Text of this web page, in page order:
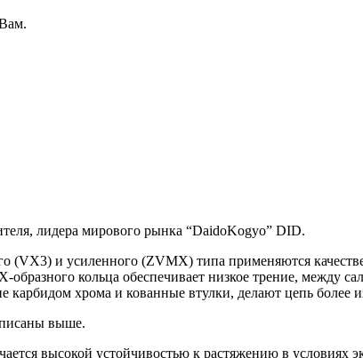
лидера мирового рынка “DaidoKogyo” DID.
(VX3) и усиленного (ZVMX) типа применяются
кольца обеспечивает низкое трение, между
хрома и кованные втулки, делают цепь более
выше.
высокой устойчивостью к растяжению в условиях